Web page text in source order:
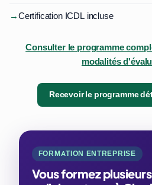
→Certification ICDL incluse
Consulter le programme
modalités
Recevoir le programme
FORMATION ENTREPRISE
Vous formez plusieurs